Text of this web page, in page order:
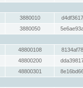
3880010
3880050
48800108
48800200
48800301